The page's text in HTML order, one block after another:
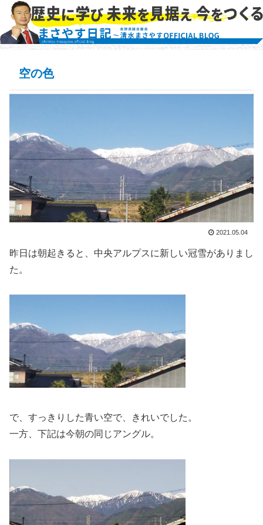
空の色
2021.05.04
昨日は朝起きると、中央アルプスに新しい冠雪がありまし
た。
で、すっきりした青い空で、きれいでした。
一方、下記は今朝の同じアングル。